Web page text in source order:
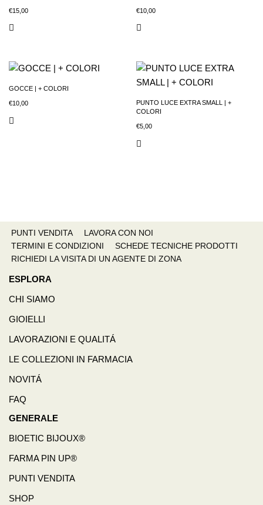
€15,00 €10,00
GOCCE | + COLORI
€10,00
PUNTO LUCE EXTRA SMALL | +
COLORI
€5,00
PUNTI VENDITA
LAVORA CON NOI
TERMINI E CONDIZIONI
SCHEDE TECNICHE PRODOTTI
RICHIEDI LA VISITA DI UN AGENTE DI ZONA
ESPLORA
CHI SIAMO
GIOIELLI
LAVORAZIONI E QUALITÁ
LE COLLEZIONI IN FARMACIA
NOVITÁ
FAQ
GENERALE
BIOETIC BIJOUX®
FARMA PIN UP®
PUNTI VENDITA
SHOP